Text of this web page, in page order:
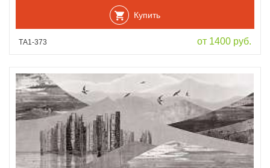
Купить
ТА1-373 от 1400 руб.